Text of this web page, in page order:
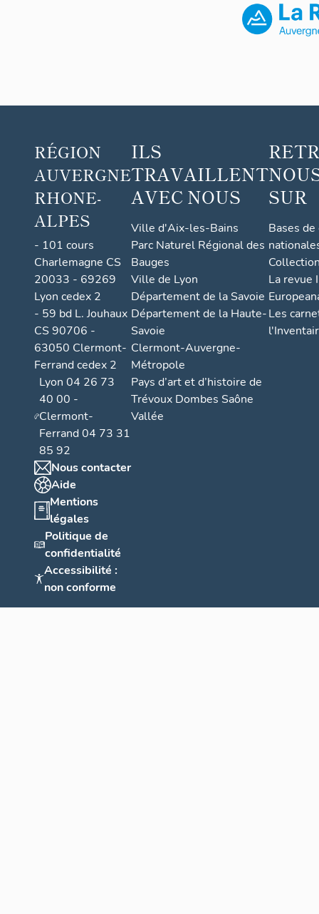
RÉGION
AUVERGNE
RHONE-
ALPES
- 101 cours
Charlemagne CS
20033 - 69269
Lyon cedex 2
- 59 bd L. Jouhaux
CS 90706 -
63050 Clermont-
Ferrand cedex 2
Lyon 04 26 73
40 00 -
Clermont-
Ferrand 04 73 31
85 92
Nous contacter
Aide
Mentions
légales
Politique de
confidentialité
Accessibilité :
non conforme
ILS
TRAVAILLENT
AVEC NOUS
Ville d'Aix-les-Bains
Parc Naturel Régional des
Bauges
Ville de Lyon
Département de la Savoie
Département de la Haute-
Savoie
Clermont-Auvergne-
Métropole
Pays d’art et d’histoire de
Trévoux Dombes Saône
Vallée
SUR
Bases
La revue
Les